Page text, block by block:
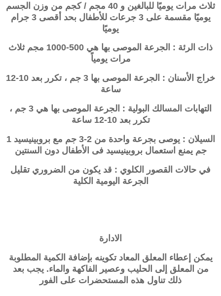
ثلاث مرات يوميًا للبالغين و 40 مجم / كجم من وزن الجسم
يوميًا مقسمة على 3 جرعات للأطفال بحد أقصى 3 جرام
يوميًا
ذات الرئة : الجرعة الموصى بها هي 500-1000 مجم ثلاث
مرات يومياً
خراج الأسنان : الجرعة الموصى بها 3 جم ، تكرر بعد 10-12
ساعة
التهابات المسالك البولية : الجرعة الموصى بها هي 3 جم ،
تكرر بعد 10-12 ساعة
السيلان : يوصى بجرعة واحدة من 2-3 جم مع بروبينيسيد 1
جم يمنع استعمال بروبينيسيد فى الأطفال دون السنتين
في حالات القصور الكلوي : قد يكون من الضروري تقليل
الجرعة اليومية الكلية
الادارة
يمكن إعطاء المعلق المعاد تكوينه بإضافة الكمية المطلوبة
من المعلق إلى الحليب وعصير الفاكهة والماء. يجب بعد
ذلك تناول هذه المستحضرات على الفور